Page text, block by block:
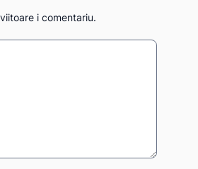
i comentariu.